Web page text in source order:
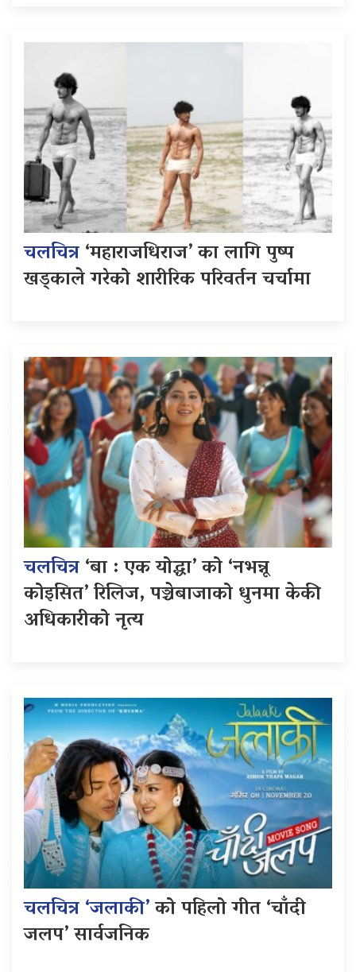
चलचित्र‘महाराजधिराज’ का लागि पुष्प
खड्काले गरेको शारीरिक परिवर्तन चर्चामा
चलचित्र‘बा : एक योद्धा’ को ‘नभन्नू
कोइसित’ रिलिज, पञ्चेबाजाको धुनमा केकी
अधिकारीको नृत्य
चलचित्र ‘जलाकी’को पहिलो गीत ‘चाँदी
जलप’ सार्वजनिक